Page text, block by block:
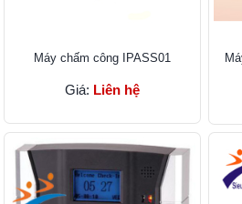
Máy chấm công IPASS01
Giá: Liên hệ